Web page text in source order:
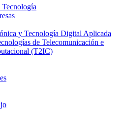
Tecnología
y Tecnología Digital Aplicada
de Telecomunicación e
(T2IC)